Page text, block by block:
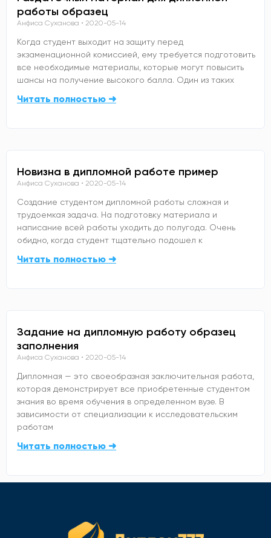
работы образец
Анфиса Суханова 2020-05-14
Когда студент выходит на защиту перед
экзаменационной комиссией, ему требуется подготовить
все необходимые материалы, которые могут повысить
шансы на получение высокого балла. Один из таких
Читать полностью ➜
Новизна в дипломной работе пример
Анфиса Суханова 2020-05-14
Создание студентом дипломной работы сложная и
трудоемкая задача. На подготовку материала и
написание всей работы уходить до полугода. Очень
обидно, когда студент тщательно подошел к
Читать полностью ➜
Задание на дипломную работу образец
заполнения
Анфиса Суханова 2020-05-14
Дипломная — это своеобразная заключительная работа,
которая демонстрирует все приобретенные студентом
знания во время обучения в определенном вузе. В
зависимости от специализации к исследовательским
работам
Читать полностью ➜